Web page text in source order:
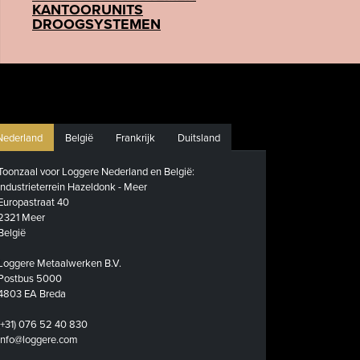
KANTOORUNITS
DROOGSYSTEMEN
België Frankrijk Duitsland
voor Loggere Nederland en België:
Hazeldonk - Meer
40
Meer
Metaalwerken B.V.
5000
EA Breda
076 52 40 830